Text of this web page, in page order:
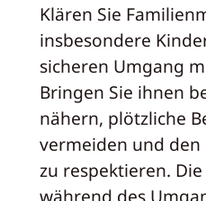
Klären Sie
insbesondere
sicheren Umgang
Bringen Sie ihnen
nähern, plötzliche
vermeiden und den
zu respektieren.
während des